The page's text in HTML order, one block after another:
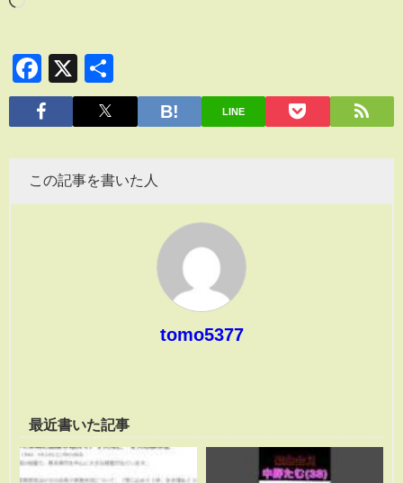
Facebook
X
有
LINE
この記事を書いた人
tomo5377
最近書いた記事